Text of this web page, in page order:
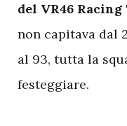
del VR46 Racing
non capitava dal
al 93, tutta la
festeggiare.